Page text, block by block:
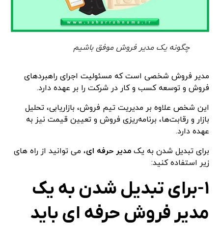
چگونه یک مدیر فروش موفق باشیم
مدیر فروش شخصی است که مسئولیت اجرای راهبردهای
فروش و توسعه کسب و کار در شرکت را بر عهده دارد.
این شخص علاوه بر مدیریت تیم فروش، بازاریابی، تحلیل
بازار و رقابت‌ها، برنامه‌ریزی فروش و تعیین قیمت نیز به
عهده دارد.
برای تبدیل شدن به یکمدیر حرفه ای، می توانید از راه های
زیر استفاده کنید:
۱-برای تبدیل شدن به یک
مدیر فروش حرفه ای باید